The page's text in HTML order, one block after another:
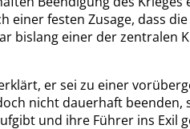
einer festen Zusage, dass
bislang einer der zentralen
er sei zu einer
nicht dauerhaft beenden,
und ihre Führer ins Exil